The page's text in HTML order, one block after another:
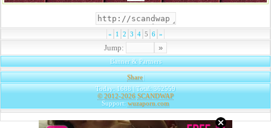
« 1 2 3 4 5 6 »
Jump:
Banner & Partners
Share|
Today: 1688 | Total: 362559
© 2012-2026 SCANDWAP
Support: wuzaporn.com